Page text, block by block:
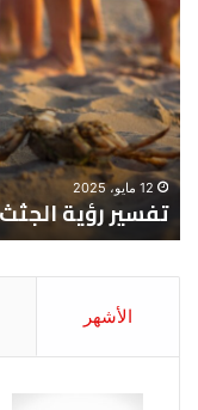
رؤية
الجثث
في
المنام
12 مايو، 2025
تفسير رؤية
الأشهر